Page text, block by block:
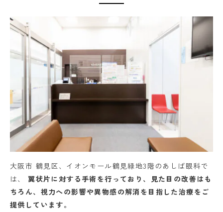
大阪市 鶴見区、イオンモール鶴見緑地3階のあしば眼科で
は、翼状片に対する手術を行っており、見た目の改善はも
ちろん、視力への影響や異物感の解消を目指した治療をご
提供しています。